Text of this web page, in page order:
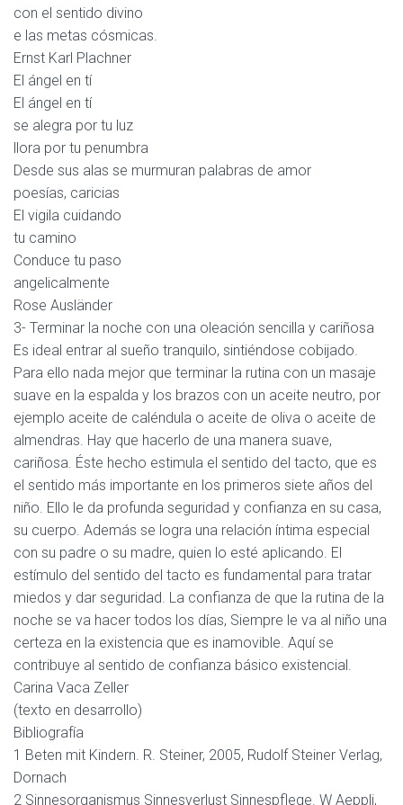
con el sentido divino
e las metas cósmicas.
Ernst Karl Plachner
El ángel en tí
El ángel en tí
se alegra por tu luz
llora por tu penumbra
Desde sus alas se murmuran palabras de amor
poesías, caricias
El vigila cuidando
tu camino
Conduce tu paso
angelicalmente
Rose Ausländer
3- Terminar la noche con una oleación sencilla y cariñosa
Es ideal entrar al sueño tranquilo, sintiéndose cobijado.
Para ello nada mejor que terminar la rutina con un masaje
suave en la espalda y los brazos con un aceite neutro, por
ejemplo aceite de caléndula o aceite de oliva o aceite de
almendras. Hay que hacerlo de una manera suave,
cariñosa. Éste hecho estimula el sentido del tacto, que es
el sentido más importante en los primeros siete años del
niño. Ello le da profunda seguridad y confianza en su casa,
su cuerpo. Además se logra una relación íntima especial
con su padre o su madre, quien lo esté aplicando. El
estímulo del sentido del tacto es fundamental para tratar
miedos y dar seguridad. La confianza de que la rutina de la
noche se va hacer todos los días, Siempre le va al niño una
certeza en la existencia que es inamovible. Aquí se
contribuye al sentido de confianza básico existencial.
Carina Vaca Zeller
(texto en desarrollo)
Bibliografía
1 Beten mit Kindern. R. Steiner, 2005, Rudolf Steiner Verlag,
Dornach
2 Sinnesorganismus Sinnesverlust Sinnespflege. W Aeppli,